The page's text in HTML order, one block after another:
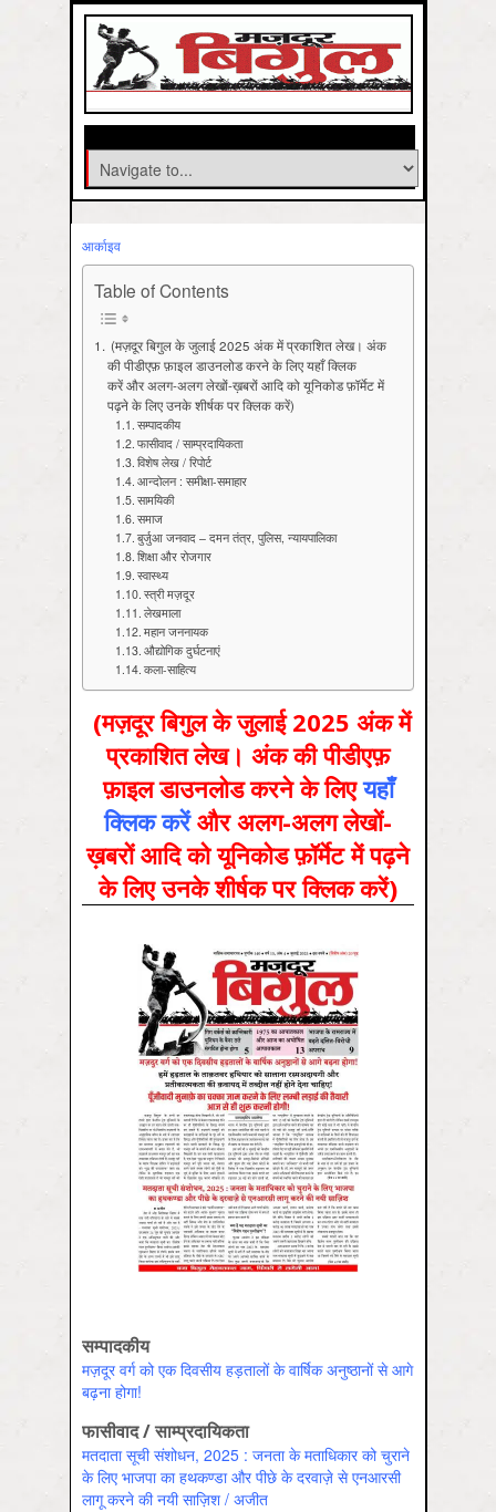
आर्काइव
Table of Contents
(मज़दूर बिगुल के जुलाई 2025 अंक में प्रकाशित लेख। अंक
की पीडीएफ़ फ़ाइल डाउनलोड करने के लिए यहाँ क्लिक
करें और अलग-अलग लेखों-ख़बरों आदि को यूनिकोड फ़ॉर्मेट में
पढ़ने के लिए उनके शीर्षक पर क्लिक करें)
सम्पादकीय
फासीवाद / साम्‍प्रदायिकता
विशेष लेख / रिपोर्ट
आन्दोलन : समीक्षा-समाहार
सामयिकी
समाज
बुर्जुआ जनवाद – दमन तंत्र, पुलिस, न्यायपालिका
शिक्षा और रोजगार
स्वास्‍थ्‍य
स्त्री मज़दूर
लेखमाला
महान जननायक
औद्योगिक दुर्घटनाएं
कला-साहित्य
(मज़दूर बिगुल के जुलाई 2025 अंक में
प्रकाशित लेख। अंक की पीडीएफ़
फ़ाइल डाउनलोड करने के लिएयहाँ
क्लिक करेंऔर अलग-अलग लेखों-
ख़बरों आदि को यूनिकोड फ़ॉर्मेट में पढ़ने
के लिए उनके शीर्षक पर क्लिक करें)
सम्पादकीय
मज़दूर वर्ग को एक दिवसीय हड़तालों के वार्षिक अनुष्ठानों से आगे
बढ़ना होगा!
फासीवाद / साम्‍प्रदायिकता
मतदाता सूची संशोधन, 2025 : जनता के मताधिकार को चुराने
के लिए भाजपा का हथकण्डा और पीछे के दरवाज़े से एनआरसी
लागू करने की नयी साज़िश / अजीत